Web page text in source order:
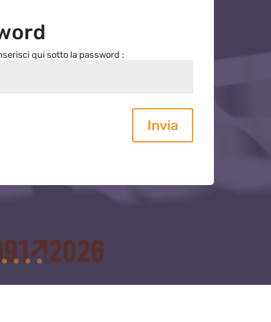
qui sotto la password :
Invia